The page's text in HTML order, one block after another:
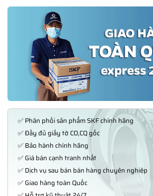
✅ Phân phối sản phẩm SKF chính hãng
✅ Đầy đủ giấy tờ CO,CQ gốc
✅ Bảo hành chính hãng
✅ Giá bán cạnh tranh nhất
✅ Dịch vụ sau bán bán hàng chuyên nghiệp
✅ Giao hàng toàn Quốc